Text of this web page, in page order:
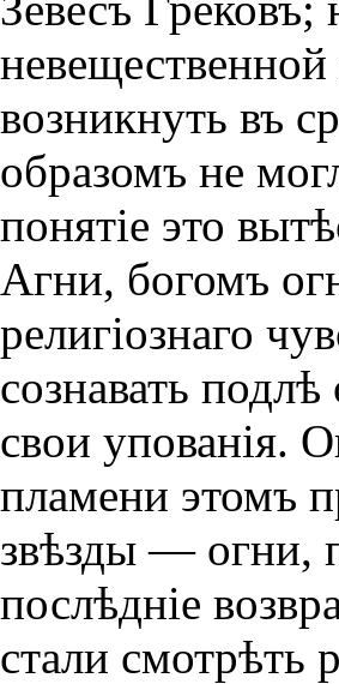
возникнуть въ
образомъ не
понятiе это
Агни, богомъ
религiознаго
сознавать
свои упованiя.
пламени этомъ
звѣзды — огни,
послѣднiе
стали смотрѣть